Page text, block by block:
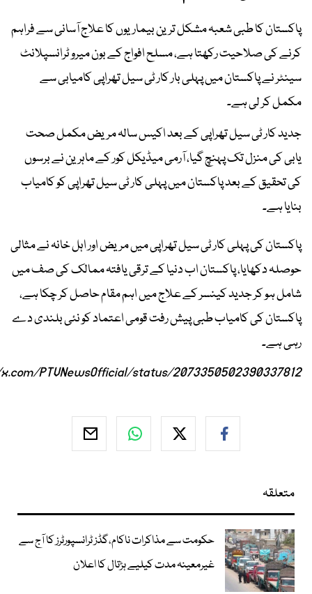
پاکستان کا طبی شعبہ مشکل ترین بیماریوں کا علاج آسانی سے فراہم
کرنے کی صلاحیت رکھتا ہے، مسلح افواج کے بون میرو ٹرانسپلانٹ
سینٹر نے پاکستان میں پہلی بار کار ٹی سیل تھراپی کامیابی سے
مکمل کر لی ہے۔
جدید کار ٹی سیل تھراپی کے بعد اکیس سالہ مریض مکمل صحت
یابی کی منزل تک پہنچ گیا، آرمی میڈیکل کور کے ماہرین نے برسوں
کی تحقیق کے بعد پاکستان میں پہلی کار ٹی سیل تھراپی کو کامیاب
بنایا ہے۔
پاکستان کی پہلی کار ٹی سیل تھراپی میں مریض اور اہل خانہ نے مثالی
حوصلہ دکھایا، پاکستان اب دنیا کے ترقی یافتہ ممالک کی صف میں
شامل ہو کر جدید کینسر کے علاج میں اہم مقام حاصل کر چکا ہے،
پاکستان کی کامیاب طبی پیش رفت قومی اعتماد کو نئی بلندی دے
رہی ہے۔
PTVNewsOfficial/status/2073350502390337812
متعلقہ
حکومت سے مذاکرات ناکام،گڈز ٹرانسپورٹرز کا آج سے
غیرمعینہ مدت کیلیے ہڑتال کا اعلان